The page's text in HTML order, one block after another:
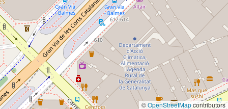
©OpenStreetMapcontributors